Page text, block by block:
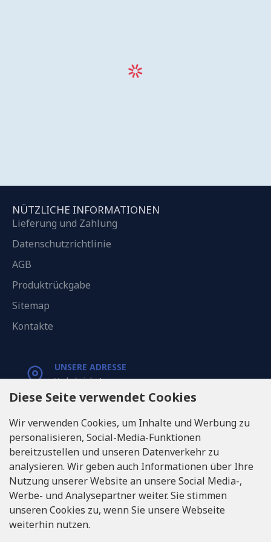
NÜTZLICHE INFORMATIONEN
Lieferung und Zahlung
Datenschutzrichtlinie
AGB
Produktrückgabe
Sitemap
Kontakte
UNSERE ADRESSE
Varkaļu iela 1,
Riga, Latvia, LV1067
RUFEN SIE UNS
Tel: +371 20371100
INFO@LUKONS.COM
UNTERNEHMENS-DETAILS
RITONE SIA
Diese Seite verwendet Cookies
Wir verwenden Cookies, um Inhalte und Werbung zu
personalisieren, Social-Media-Funktionen
bereitzustellen und unseren Datenverkehr zu
analysieren. Wir geben auch Informationen über Ihre
Nutzung unserer Website an unsere Social Media-,
Werbe- und Analysepartner weiter. Sie stimmen
unseren Cookies zu, wenn Sie unsere Webseite
weiterhin nutzen.